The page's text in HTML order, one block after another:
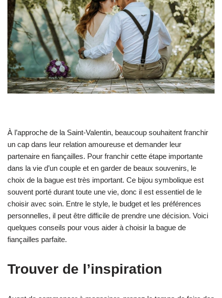
À l’approche de la Saint-Valentin, beaucoup souhaitent franchir
un cap dans leur relation amoureuse et demander leur
partenaire en fiançailles. Pour franchir cette étape importante
dans la vie d’un couple et en garder de beaux souvenirs, le
choix de la bague est très important. Ce bijou symbolique est
souvent porté durant toute une vie, donc il est essentiel de le
choisir avec soin. Entre le style, le budget et les préférences
personnelles, il peut être difficile de prendre une décision. Voici
quelques conseils pour vous aider à choisir la bague de
fiançailles parfaite.
Trouver de l’inspiration